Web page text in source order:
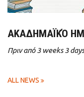
ΑΚΑΔΗΜΑΪΚΌ
Πριν από 3 weeks 3 days
ALL NEWS